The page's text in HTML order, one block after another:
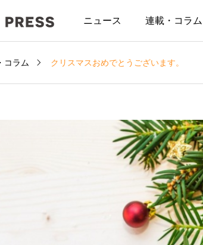
ニュース 連載・コラム
コラム クリスマスおめでとうございます。